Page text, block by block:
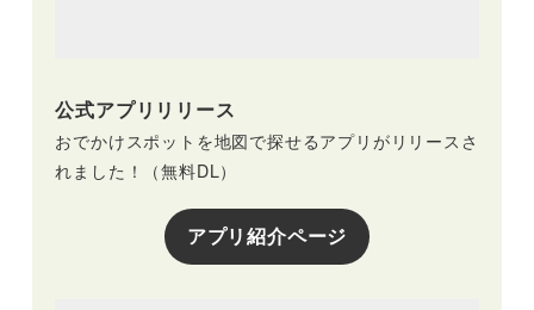
公式アプリリリース
おでかけスポットを地図で探せるアプリがリリースさ
れました！（無料DL）
アプリ紹介ページ